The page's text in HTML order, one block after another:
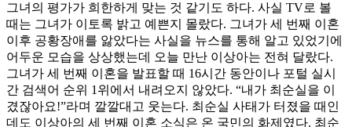
그녀의 평가가 희한하게 맞는 것 같기도 하다. 사실 TV로 볼
때는 그녀가 이토록 밝고 예쁜지 몰랐다. 그녀가 세 번째 이혼
이후 공황장애를 앓았다는 사실을 뉴스를 통해 알고 있었기에
어두운 모습을 상상했는데 오늘 만난 이상아는 전혀 달랐다.
그녀가 세 번째 이혼을 발표할 때 16시간 동안이나 포털 실시
간 검색어 순위 1위에서 내려오지 않았다. “내가 최순실을 이
겼잖아요!”라며 깔깔대고 웃는다. 최순실 사태가 터졌을 때인
데도 이상아의 세 번째 이혼 소식은 온 국민의 화제였다. 최순